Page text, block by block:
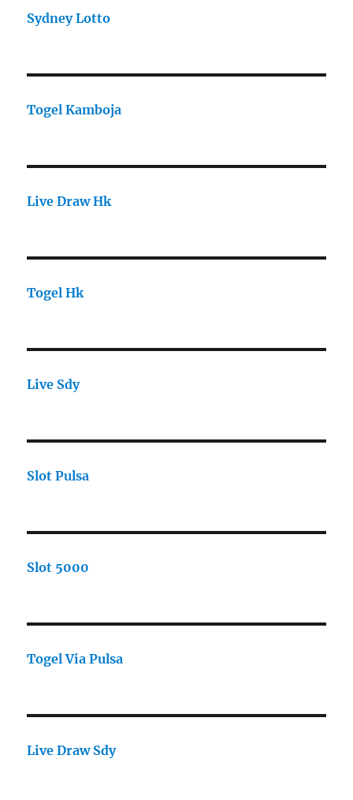
Sydney Lotto
Togel Kamboja
Live Draw Hk
Togel Hk
Live Sdy
Slot Pulsa
Slot 5000
Togel Via Pulsa
Live Draw Sdy